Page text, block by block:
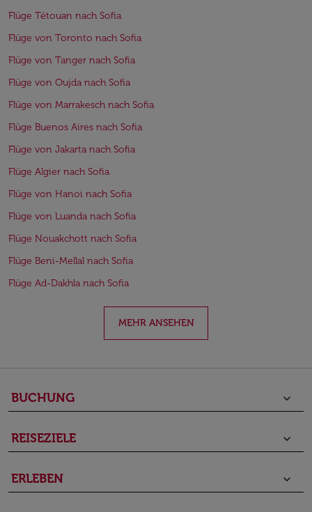
Flüge Tétouan nach Sofia
Flüge von Toronto nach Sofia
Flüge von Tanger nach Sofia
Flüge von Oujda nach Sofia
Flüge von Marrakesch nach Sofia
Flüge Buenos Aires nach Sofia
Flüge von Jakarta nach Sofia
Flüge Algier nach Sofia
Flüge von Hanoi nach Sofia
Flüge von Luanda nach Sofia
Flüge Nouakchott nach Sofia
Flüge Beni-Mellal nach Sofia
Flüge Ad-Dakhla nach Sofia
MEHR ANSEHEN
BUCHUNG keyboard_arrow_down
REISEZIELE keyboard_arrow_down
ERLEBEN keyboard_arrow_down